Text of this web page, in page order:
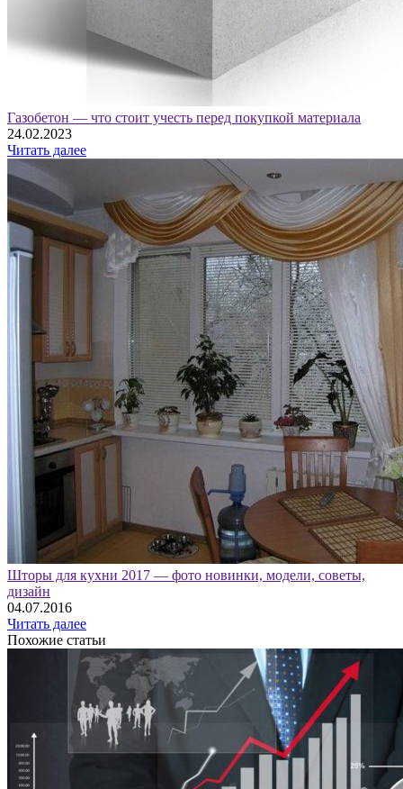
Газобетон — что стоит учесть перед покупкой материала
24.02.2023
Читать далее
Шторы для кухни 2017 — фото новинки, модели, советы,
дизайн
04.07.2016
Читать далее
Похожие статьи